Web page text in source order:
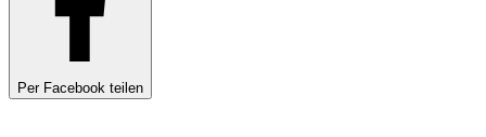
Per Facebook teilen